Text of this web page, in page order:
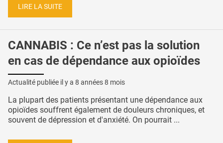
LIRE LA SUITE
CANNABIS : Ce n’est pas la solution
en cas de dépendance aux opioïdes
Actualité publiée il y a 8 années 8 mois
La plupart des patients présentant une dépendance aux
opioïdes souffrent également de douleurs chroniques, et
souvent de dépression et d'anxiété. On pourrait ...